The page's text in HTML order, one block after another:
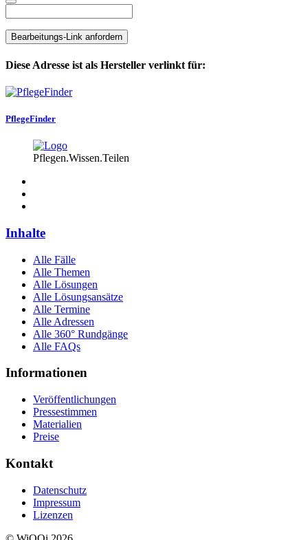
Bearbeitungs-Link anfordern
Diese Adresse ist als Hersteller verlinkt für:
PflegeFinder
Pflegen.Wissen.Teilen
Inhalte
Alle Fälle
Alle Themen
Alle Lösungen
Alle Lösungsansätze
Alle Termine
Alle Adressen
Alle 360° Rundgänge
Alle FAQs
Informationen
Veröffentlichungen
Pressestimmen
Materialien
Preise
Kontakt
Datenschutz
Impressum
Lizenzen